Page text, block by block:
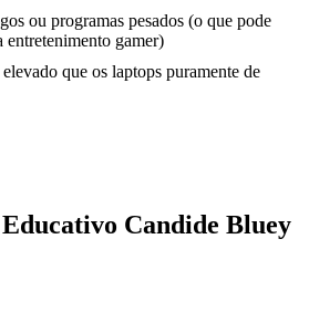
ou programas pesados (o que pode
entretenimento gamer)
que os laptops puramente de
Candide Bluey